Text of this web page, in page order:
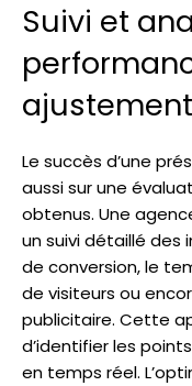
Suivi et
Le succès d’une
aussi sur une
obtenus. Une
un suivi détaillé des
de conversion, le
de visiteurs ou
publicitaire. Cette
d’identifier les
en temps réel.